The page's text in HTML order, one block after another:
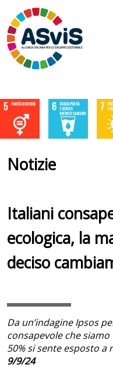
Notizie
Italiani
ecologica, la
deciso
Da un’indagine Ipsos
consapevole che
50% si sente esposto a
9/9/24